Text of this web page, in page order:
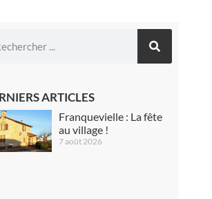
ARTICLES
Franquevielle : La fête
au village !
7 août 2026